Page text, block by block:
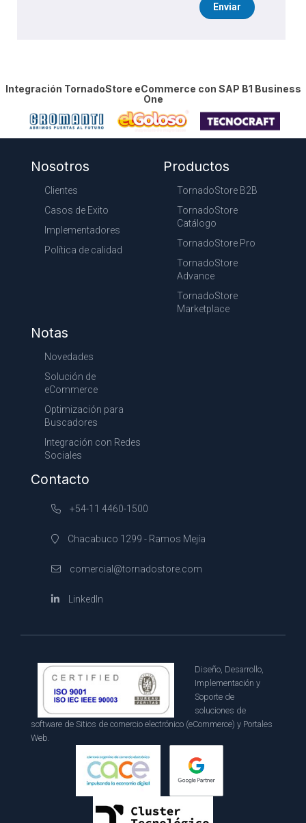
Enviar
Integración TornadoStore eCommerce con SAP B1 Business
One
Nosotros
Clientes
Casos de Exito
Implementadores
Política de calidad
Productos
TornadoStore B2B
TornadoStore
Catálogo
TornadoStore Pro
TornadoStore
Advance
TornadoStore
Marketplace
Notas
Novedades
Solución de
eCommerce
Optimización para
Buscadores
Integración con Redes
Sociales
Contacto
+54-11 4460-1500
Chacabuco 1299 - Ramos Mejía
comercial@tornadostore.com
LinkedIn
Diseño, Desarrollo,
Implementación y
Soporte de
soluciones de
software de Sitios de comercio electrónico (eCommerce) y Portales
Web.